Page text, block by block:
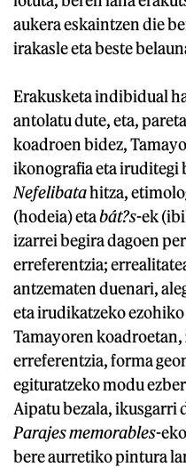
aukera eskaintzen die
irakasle eta beste
Erakusketa indibidual
antolatu dute, eta,
koadroen bidez,
ikonografia eta iruditegi
Nefelibatahitza,
(hodeia) etabát?s-ek
izarrei begira dagoen
erreferentzia;
antzematen duenari,
eta irudikatzeko
Tamayoren
erreferentzia, forma
egituratzeko modu
Aipatu bezala, ikusgarri
Parajes memorables-
bere aurretiko pintura